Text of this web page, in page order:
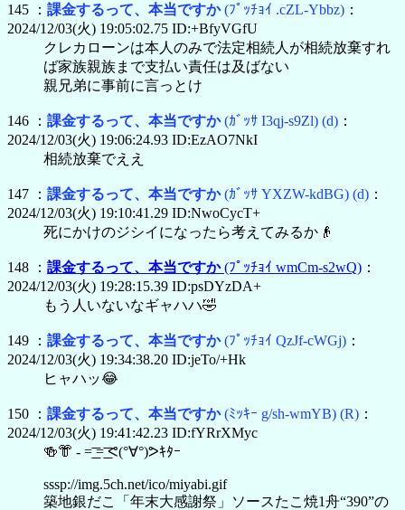
145 ： 課金するって、本当ですか(ﾌﾟｯﾁｮｲ .cZL-Ybbz) ：
2024/12/03(火) 19:05:02.75 ID:+BfyVGfU
クレカローンは本人のみで法定相続人が相続放棄すれ
ば家族親族まで支払い責任は及ばない
親兄弟に事前に言っとけ
146 ： 課金するって、本当ですか(ｶﾞｯｻ I3qj-s9Zl) (d) ：
2024/12/03(火) 19:06:24.93 ID:EzAO7NkI
相続放棄でええ
147 ： 課金するって、本当ですか(ｶﾞｯｻ YXZW-kdBG) (d) ：
2024/12/03(火) 19:10:41.29 ID:NwoCycT+
死にかけのジシイになったら考えてみるか👴
148 ： 課金するって、本当ですか(ﾌﾟｯﾁｮｲ wmCm-s2wQ) ：
2024/12/03(火) 19:28:15.39 ID:psDYzDA+
もう人いないなギャハハ🤣
149 ： 課金するって、本当ですか(ﾌﾟｯﾁｮｲ QzJf-cWGj) ：
2024/12/03(火) 19:34:38.20 ID:jeTo/+Hk
ヒャハッ😂
150 ： 課金するって、本当ですか(ﾐｯｷｰ g/sh-wmYB) (R) ：
2024/12/03(火) 19:41:42.23 ID:fYRrXMyc
🍻👘 - =͟͟͞͞ =͟͟͞͞ ᕙ(°∀°)ᕗｷﾀｰ
sssp://img.5ch.net/ico/miyabi.gif
築地銀だこ「年末大感謝祭」ソースたこ焼1舟“390”の